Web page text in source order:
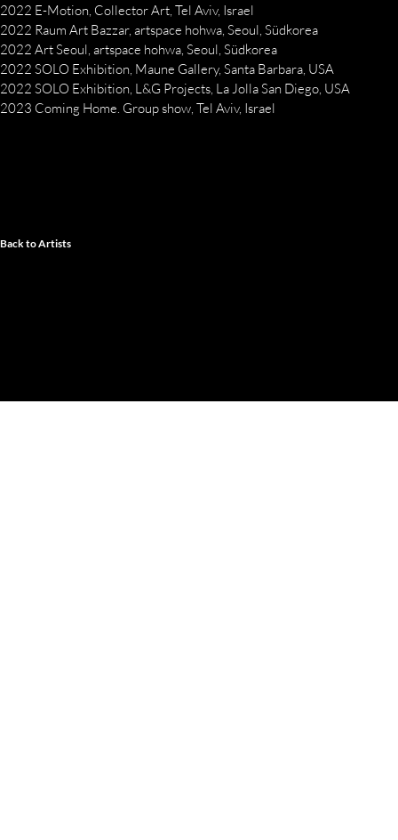
2022 E-Motion, Collector Art, Tel Aviv, Israel
2022 Raum Art Bazzar, artspace hohwa, Seoul, Südkorea
2022 Art Seoul, artspace hohwa, Seoul, Südkorea
2022 SOLO Exhibition, Maune Gallery, Santa Barbara, USA
2022 SOLO Exhibition, L&G Projects, La Jolla San Diego, USA
2023 Coming Home. Group show, Tel Aviv, Israel
Back to Artists